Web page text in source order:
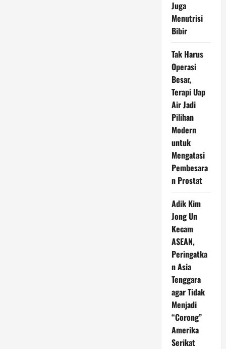
Juga
Menutrisi
Bibir
Tak Harus
Operasi
Besar,
Terapi Uap
Air Jadi
Pilihan
Modern
untuk
Mengatasi
Pembesara
n Prostat
Adik Kim
Jong Un
Kecam
ASEAN,
Peringatka
n Asia
Tenggara
agar Tidak
Menjadi
“Corong”
Amerika
Serikat